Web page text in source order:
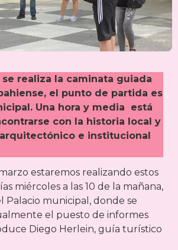
realiza la caminata guiada
el punto de partida es
Una hora y media está
con la historia local y
e institucional
estaremos realizando estos
miércoles a las 10 de la mañana,
Palacio municipal, donde se
el puesto de informes
Diego Herlein, guía turístico